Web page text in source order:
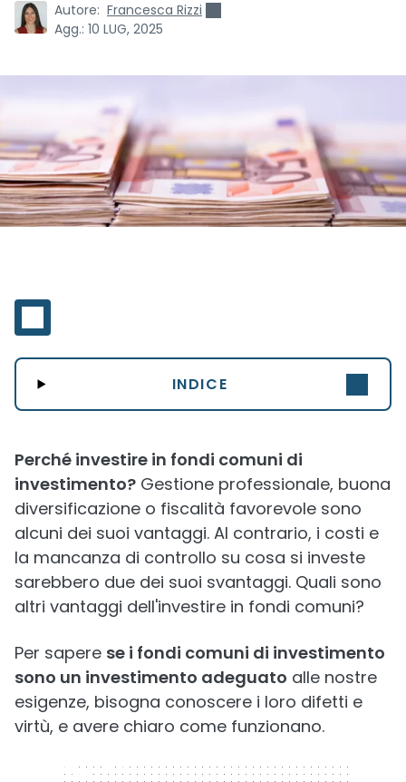
Autore: Francesca Rizzi
Agg.: 10 LUG, 2025
INDICE
Perché investire in fondi comuni di
investimento? Gestione professionale, buona
diversificazione o fiscalità favorevole sono
alcuni dei suoi vantaggi. Al contrario, i costi e
la mancanza di controllo su cosa si investe
sarebbero due dei suoi svantaggi. Quali sono
altri vantaggi dell'investire in fondi comuni?
Per sapere se i fondi comuni di investimento
sono un investimento adeguato alle nostre
esigenze, bisogna conoscere i loro difetti e
virtù, e avere chiaro come funzionano.
320 x 50